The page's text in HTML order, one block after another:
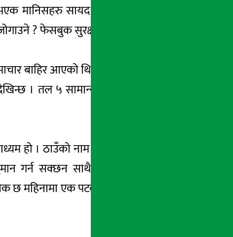
मानिसहरु सायद कमै होलान् । नेपालमा पनि
? फेसबुक सुरक्षा सेटिंग्स कसरी सुरक्षित गर्ने
बाहिर आएको थियो । विशेषगरी फेसबुक ह्यक
। तल ५ सामान्य तरिकाहरु जसले तपाईको
हो । ठाउँको नाम आफ्नो मन पर्ने साथीको नाम
गर्न सक्छन साथै स्पेसल क्यारेक्टरको प्रयोग
छ महिनामा एक पटक मात्र फेसबुकको लागि मात्र